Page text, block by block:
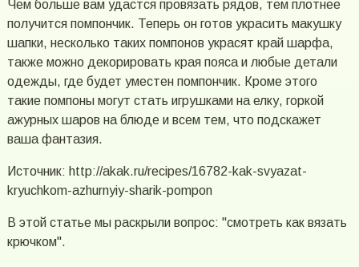
Чем больше вам удастся провязать рядов, тем плотнее
получится помпончик. Теперь он готов украсить макушку
шапки, несколько таких помпонов украсят край шарфа,
также можно декорировать края пояса и любые детали
одежды, где будет уместен помпончик. Кроме этого
такие помпоны могут стать игрушками на елку, горкой
ажурных шаров на блюде и всем тем, что подскажет
ваша фантазия.
Источник: http://akak.ru/recipes/16782-kak-svyazat-
kryuchkom-azhurnyiy-sharik-pompon
В этой статье мы раскрыли вопрос: "смотреть как вязать
крючком".